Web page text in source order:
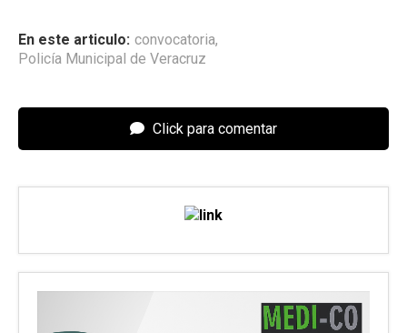
En este articulo: convocatoria,
Policía Municipal de Veracruz
Click para comentar